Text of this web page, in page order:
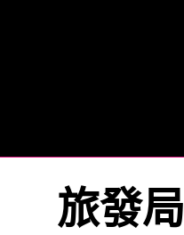
旅發